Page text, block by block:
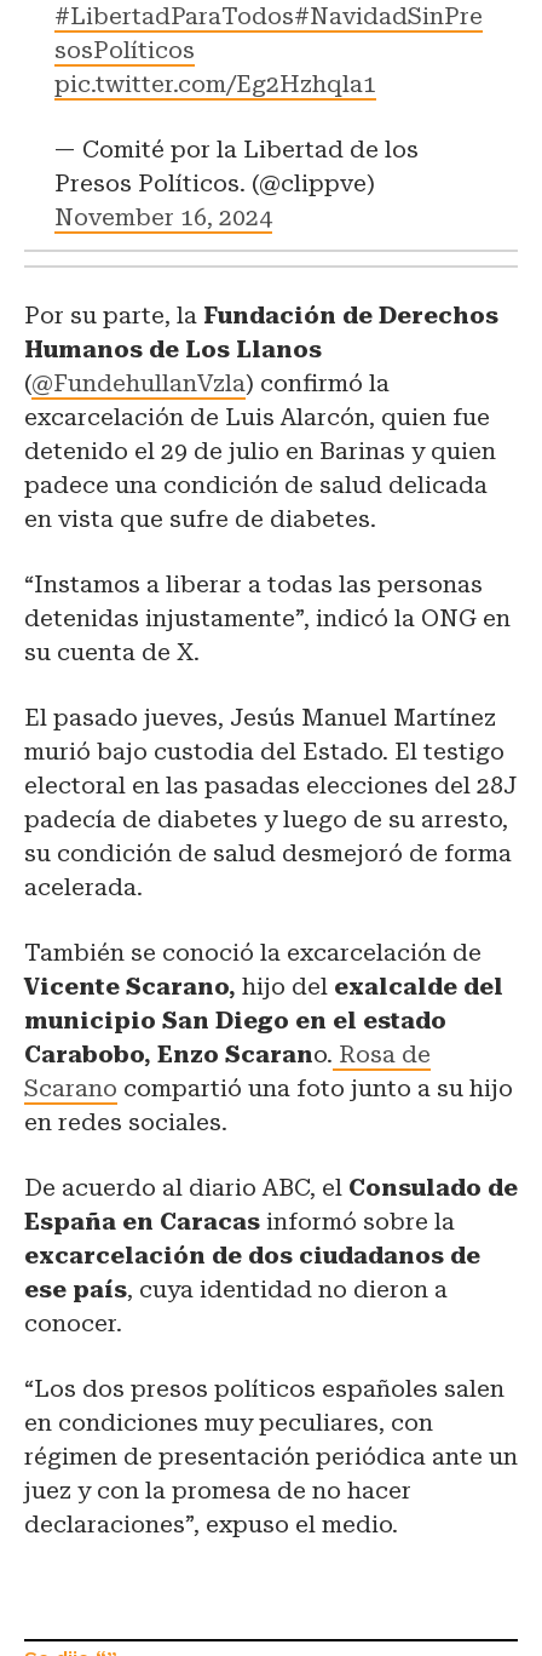
#LibertadParaTodos#NavidadSinPre
sosPolíticos
pic.twitter.com/Eg2Hzhqla1
— Comité por la Libertad de los
Presos Políticos. (@clippve)
November 16, 2024
Por su parte, la Fundación de Derechos
Humanos de Los Llanos
(@FundehullanVzla) confirmó la
excarcelación de Luis Alarcón, quien fue
detenido el 29 de julio en Barinas y quien
padece una condición de salud delicada
en vista que sufre de diabetes.
“Instamos a liberar a todas las personas
detenidas injustamente”, indicó la ONG en
su cuenta de X.
El pasado jueves, Jesús Manuel Martínez
murió bajo custodia del Estado. El testigo
electoral en las pasadas elecciones del 28J
padecía de diabetes y luego de su arresto,
su condición de salud desmejoró de forma
acelerada.
También se conoció la excarcelación de
Vicente Scarano, hijo del exalcalde del
municipio San Diego en el estado
Carabobo, Enzo Scarano. Rosa de
Scarano compartió una foto junto a su hijo
en redes sociales.
De acuerdo al diario ABC, el Consulado de
España en Caracas informó sobre la
excarcelación de dos ciudadanos de
ese país, cuya identidad no dieron a
conocer.
“Los dos presos políticos españoles salen
en condiciones muy peculiares, con
régimen de presentación periódica ante un
juez y con la promesa de no hacer
declaraciones”, expuso el medio.